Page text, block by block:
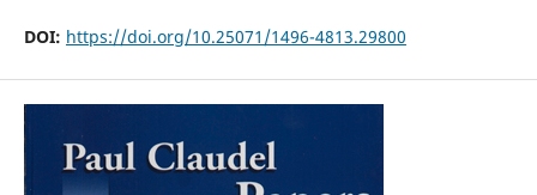
DOI: https://doi.org/10.25071/1496-4813.29800